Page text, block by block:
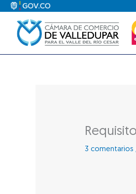
contenido
3 comentarios